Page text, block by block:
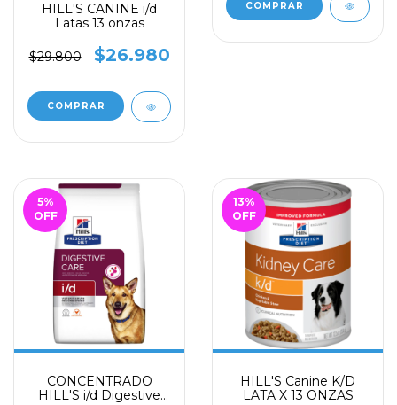
HILL'S CANINE i/d
Latas 13 onzas
$29.800 $26.980
5%
OFF
CONCENTRADO
HILL'S i/d Digestive
13%
OFF
HILL'S Canine K/D
LATA X 13 ONZAS